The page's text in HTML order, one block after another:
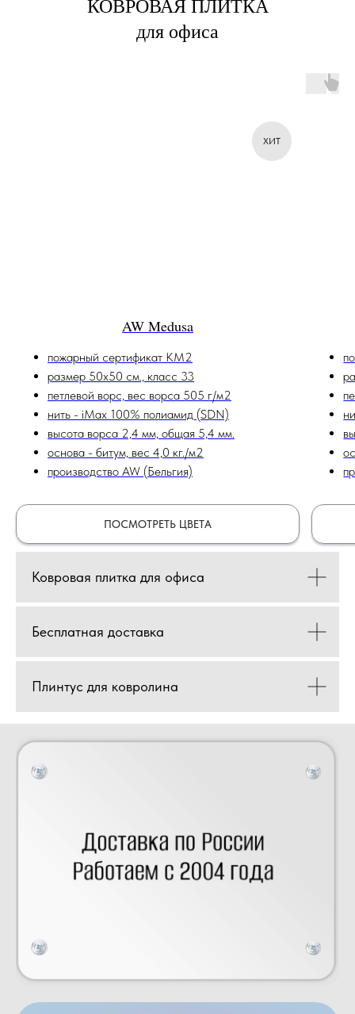
КОВРОВАЯ ПЛИТКА
для офиса
ХИТ
AW Medusa
пожарный сертификат КМ2
размер 50х50 см., класс 33
петлевой ворс, вес ворса 505 г/м2
нить - iMax 100% полиамид (SDN)
высота ворса 2,4 мм, общая 5,4 мм.
основа - битум, вес 4,0 кг./м2
производство AW (Бельгия)
ПОСМОТРЕТЬ ЦВЕТА
Ковровая плитка для офиса
Бесплатная доставка
Плинтус для ковролина